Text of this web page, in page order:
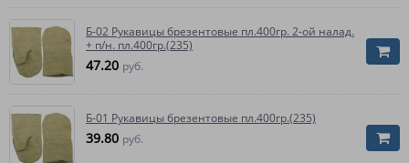
Б-02 Рукавицы брезентовые пл.400гр. 2-ой налад.
+ п/н. пл.400гр.(235)
47.20 руб.
Б-01 Рукавицы брезентовые пл.400гр.(235)
39.80 руб.